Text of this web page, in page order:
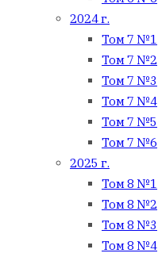
2024 г.
Том 7 №1
Том 7 №2
Том 7 №3
Том 7 №4
Том 7 №5
Том 7 №6
2025 г.
Том 8 №1
Том 8 №2
Том 8 №3
Том 8 №4